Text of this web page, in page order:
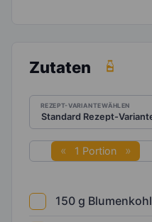
Zutaten
REZEPT-VARIANTE WÄHLEN
1 Portion
150 g Blumenkohl